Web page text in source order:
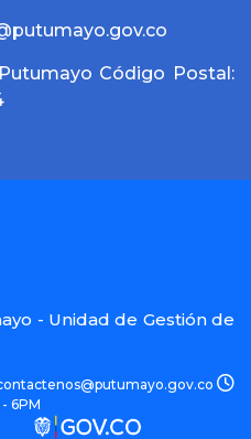
Código Postal:
- Unidad de Gestión de
6PM